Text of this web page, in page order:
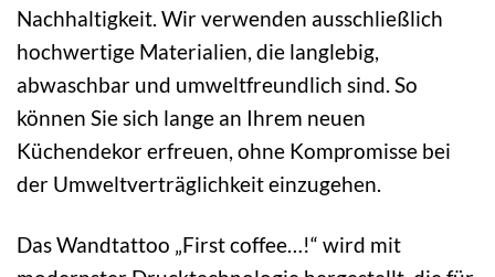
Nachhaltigkeit. Wir verwenden ausschließlich
hochwertige Materialien, die langlebig,
abwaschbar und umweltfreundlich sind. So
können Sie sich lange an Ihrem neuen
Küchendekor erfreuen, ohne Kompromisse bei
der Umweltverträglichkeit einzugehen.
Das Wandtattoo „First coffee…!“ wird mit